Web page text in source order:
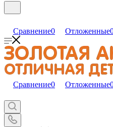
Сравнение0 Отложенные
Сравнение0 Отложенные